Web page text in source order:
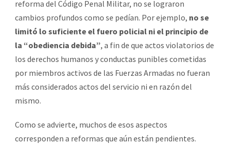
reforma del Código Penal Militar, no se lograron
cambios profundos como se pedían. Por ejemplo, no se
limitó lo suficiente el fuero policial ni el principio de
la “obediencia debida”, a fin de que actos violatorios de
los derechos humanos y conductas punibles cometidas
por miembros activos de las Fuerzas Armadas no fueran
más considerados actos del servicio ni en razón del
mismo.
Como se advierte, muchos de esos aspectos
corresponden a reformas que aún están pendientes.